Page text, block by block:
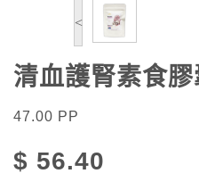
<
清血護腎素食
47.00 PP
$ 56.40